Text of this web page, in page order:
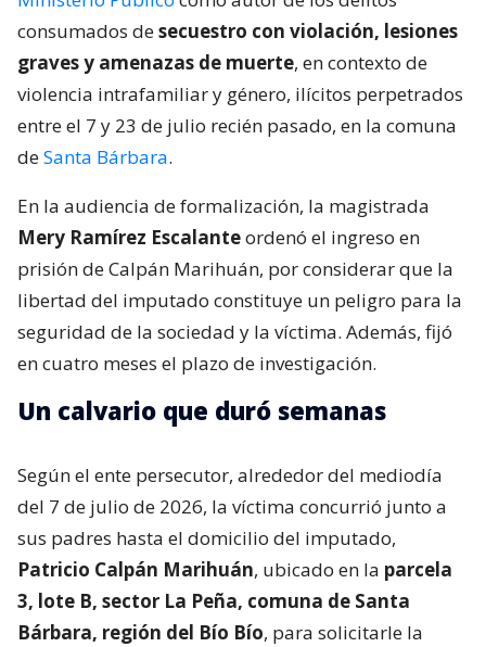
consumados desecuestro con violación, lesiones
graves y amenazas de muerte, en contexto de
violencia intrafamiliar y género, ilícitos perpetrados
entre el 7 y 23 de julio recién pasado, en la comuna
deSanta Bárbara.
En la audiencia de formalización, la magistrada
Mery Ramírez Escalanteordenó el ingreso en
prisión de Calpán Marihuán, por considerar que la
libertad del imputado constituye un peligro para la
seguridad de la sociedad y la víctima. Además, fijó
en cuatro meses el plazo de investigación.
Un calvario que duró semanas
Según el ente persecutor, alrededor del mediodía
del 7 de julio de 2026, la víctima concurrió junto a
sus padres hasta el domicilio del imputado,
Patricio Calpán Marihuán, ubicado en la parcela
3, lote B, sector La Peña, comuna de Santa
Bárbara, región del Bío Bío, para solicitarle la